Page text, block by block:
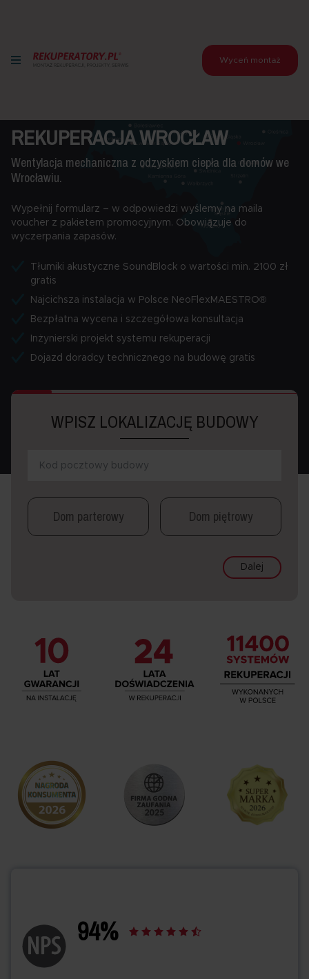
Wyceń montaż
REKUPERACJA WROCŁAW
Wentylacja mechaniczna z odzyskiem ciepła dla domów we
Wrocławiu.
Wypełnij formularz – w odpowiedzi wyślemy na maila
voucher z pakietem promocyjnym. Obowiązuje do
wyczerpania zapasów.
Tłumiki akustyczne SoundBlock o wartości min. 2100 zł
gratis
Najcichsza instalacja w Polsce NeoFlexMAESTRO®
Bezpłatna wycena i szczegółowa konsultacja
Inżynierski projekt systemu rekuperacji
Dojazd doradcy technicznego na budowę gratis
WPISZ LOKALIZACJĘ BUDOWY
Dom parterowy Dom piętrowy
Dalej
94%